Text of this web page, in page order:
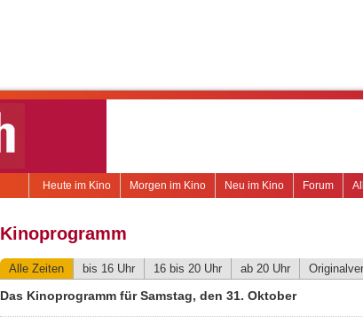
Forum
Neu im Kino
Morgen im Kino
Heute im Kino
Kinoprogramm
Alle Zeiten bis 16 Uhr 16 bis 20 Uhr ab 20 Uhr
Das Kinoprogramm für Samstag, den 31. Oktober